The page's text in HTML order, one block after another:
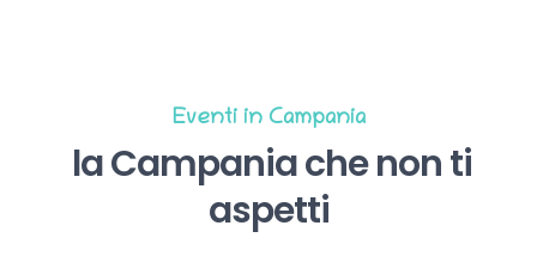
Eventi in Campania
la Campania che non ti
aspetti